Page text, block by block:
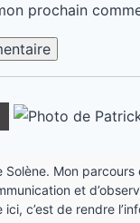
prochain
Solène. Mon parcours
et
c’est de rendre